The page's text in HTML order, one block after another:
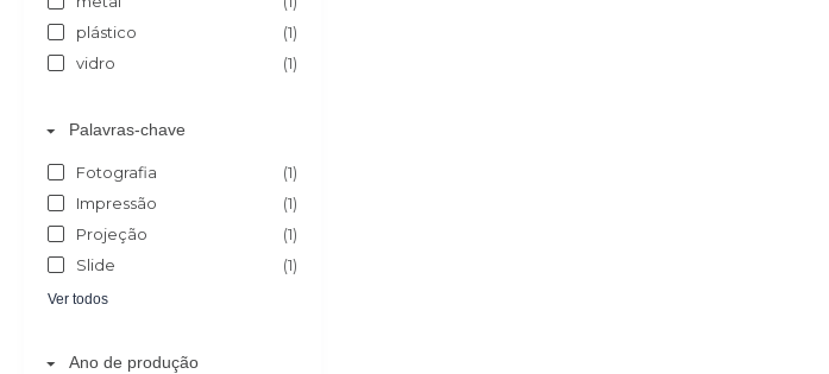
plástico
(1)
vidro
(1)
Palavras-chave
Fotografia
(1)
Impressão
(1)
Projeção
(1)
Slide
(1)
Ver todos
Ano de produção